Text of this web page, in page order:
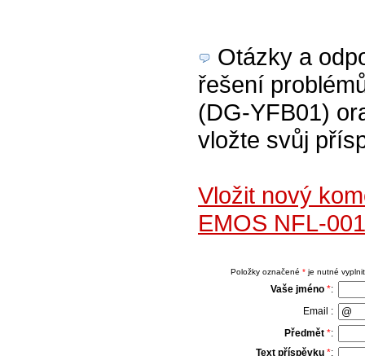
Otázky a
řešení
(DG-YFB01)
vložte svůj
Vložit nový
EMOS NFL-
Položky označené *je nutné
Vaše jméno *:
Email :
Předmět *:
Text příspěvku *: